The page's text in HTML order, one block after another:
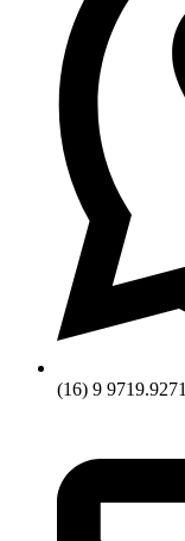
(16) 9 9719.9271